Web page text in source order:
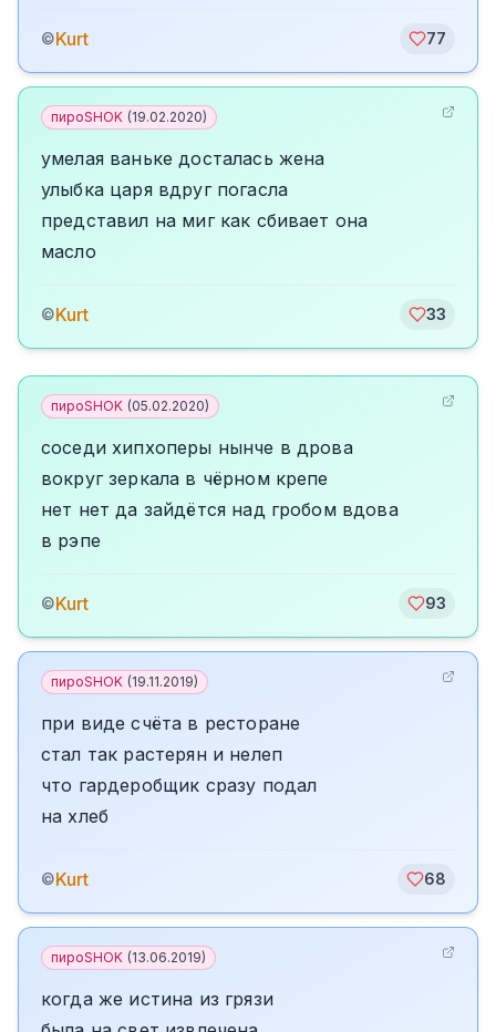
©Kurt 77
пироSHOK (19.02.2020)
умелая ваньке досталась жена
улыбка царя вдруг погасла
представил на миг как сбивает она
масло
©Kurt 33
пироSHOK (05.02.2020)
соседи хипхоперы нынче в дрова
вокруг зеркала в чёрном крепе
нет нет да зайдётся над гробом вдова
в рэпе
©Kurt 93
пироSHOK (19.11.2019)
при виде счёта в ресторане
стал так растерян и нелеп
что гардеробщик сразу подал
на хлеб
©Kurt 68
пироSHOK (13.06.2019)
когда же истина из грязи